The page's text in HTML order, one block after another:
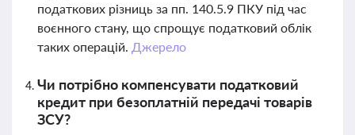
податкових різниць за пп. 140.5.9 ПКУ під час
воєнного стану, що спрощує податковий облік
таких операцій. Джерело
Чи потрібно компенсувати податковий
кредит при безоплатній передачі товарів
ЗСУ?